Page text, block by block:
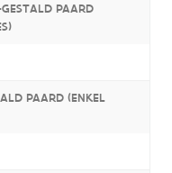
PAARD
PAARD (ENKEL